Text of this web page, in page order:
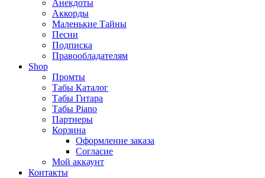
Анекдоты
Аккорды
Маленькие Тайны
Песни
Подписка
Правообладателям
Shop
Промты
Табы Каталог
Табы Гитара
Табы Piano
Партнеры
Корзина
Оформление заказа
Согласие
Мой аккаунт
Контакты